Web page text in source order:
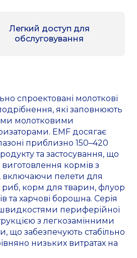
Легкий доступ для
обслуговування
спроектовані молоткові
які заповнюють
молотковими
EMF досягає
приблизно 150–420
та застосування, що
кормів з
включаючи пелети для
корм для тварин, флуор
та харчові борошна. Серія
периферійної
з легкозамінними
що забезпечують стабільно
низьких витратах на